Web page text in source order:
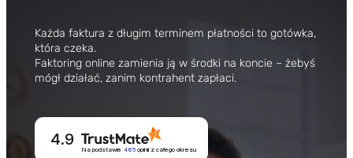
Wiedza
Poradnik
Przegląd Pragmatyczny
O firmie
Opinie klientów
Każda faktura z długim terminem płatności to gotówka,
która czeka.
Faktoring online zamienia ją w środki na koncie – żebyś
mógł działać, zanim kontrahent zapłaci.
4.9
Na podstawie 485opinii z całego okresu